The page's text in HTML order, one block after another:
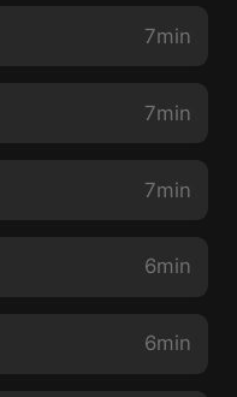
7min
7min
7min
6min
6min